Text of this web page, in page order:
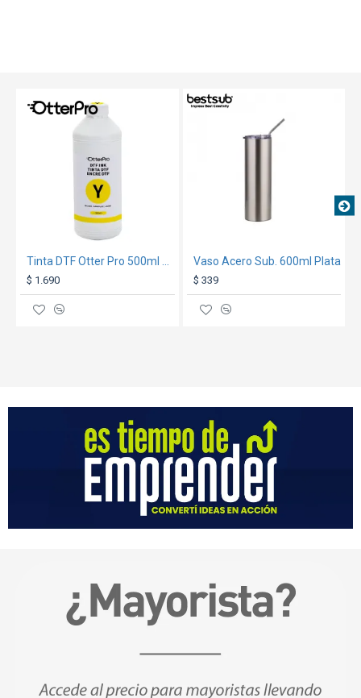
TEXTTRANSPARENTE
$ 1.690
TEXTTRANSPARENTE
Vaso Acero Sub. 600ml Plata
$ 339